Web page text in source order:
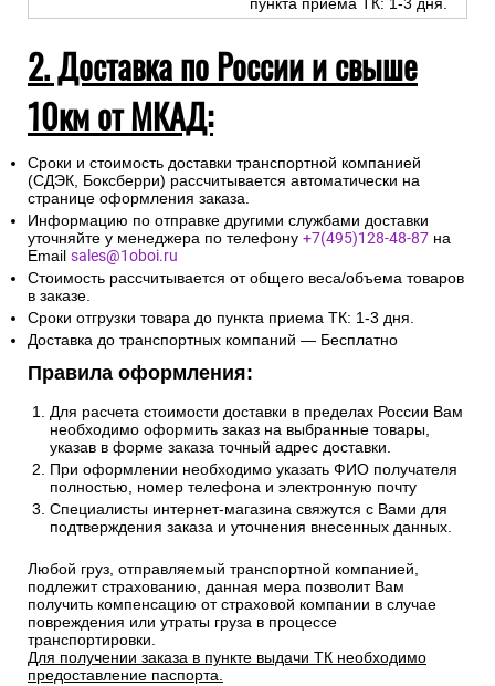
пункта приема ТК: 1-3 дня.
2. Доставка по России и свыше
10км от МКАД:
Сроки и стоимость доставки транспортной компанией
(СДЭК, Боксберри) рассчитывается автоматически на
странице оформления заказа.
Информацию по отправке другими службами доставки
уточняйте у менеджера по телефону +7(495)128-48-87 на
Email sales@1oboi.ru
Стоимость рассчитывается от общего веса/объема товаров
в заказе.
Сроки отгрузки товара до пункта приема ТК: 1-3 дня.
Доставка до транспортных компаний — Бесплатно
Правила оформления:
Для расчета стоимости доставки в пределах России Вам
необходимо оформить заказ на выбранные товары,
указав в форме заказа точный адрес доставки.
При оформлении необходимо указать ФИО получателя
полностью, номер телефона и электронную почту
Специалисты интернет-магазина свяжутся с Вами для
подтверждения заказа и уточнения внесенных данных.
Любой груз, отправляемый транспортной компанией,
подлежит страхованию, данная мера позволит Вам
получить компенсацию от страховой компании в случае
повреждения или утраты груза в процессе
транспортировки.
Для получении заказа в пункте выдачи ТК необходимо
предоставление паспорта.